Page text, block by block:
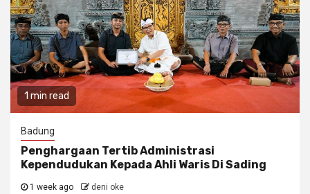
1 min read
Badung
Penghargaan Tertib Administrasi
Kependudukan Kepada Ahli Waris Di Sading
1 week ago deni oke